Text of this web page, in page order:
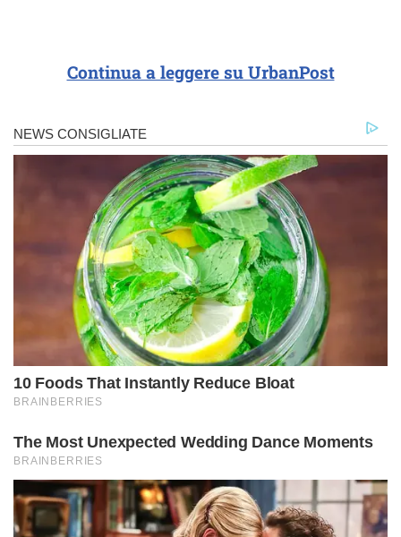
Continua a leggere su UrbanPost